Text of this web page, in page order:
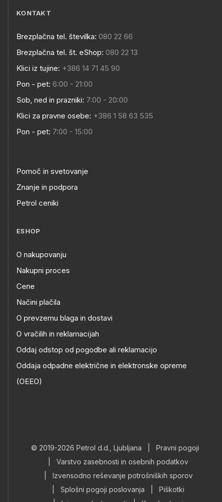
KONTAKT
Brezplačna tel. številka: 080 22 66
Brezplačna tel. št. eShop: 080 22 13
Klici iz tujine: +386 14 71 45 90
Pon - pet: 6:00 - 21:00
Sob, ned in prazniki: 7:00 - 20:00
Klici za pravne osebe: +386 1 58 63 535
Pon - pet: 7:00 - 15:00
Pomoč in svetovanje
Znanje in podpora
Petrol ceniki
ESHOP
O nakupovanju
Nakupni proces
Cene
Načini plačila
O prevzemu blaga in dostavi
O vračilih in reklamacijah
Oddaj odstop od pogodbe ali reklamacijo
Oddaja odpadne električne in elektronske opreme
(OEEO)
© 2019-2026 Petrol d.d., Ljubljana
Pravni pogoji
Varstvo zasebnosti in osebnih podatkov
Izvensodno reševanje potrošniških sporov
Splošni pogoji poslovanja
Piškotki